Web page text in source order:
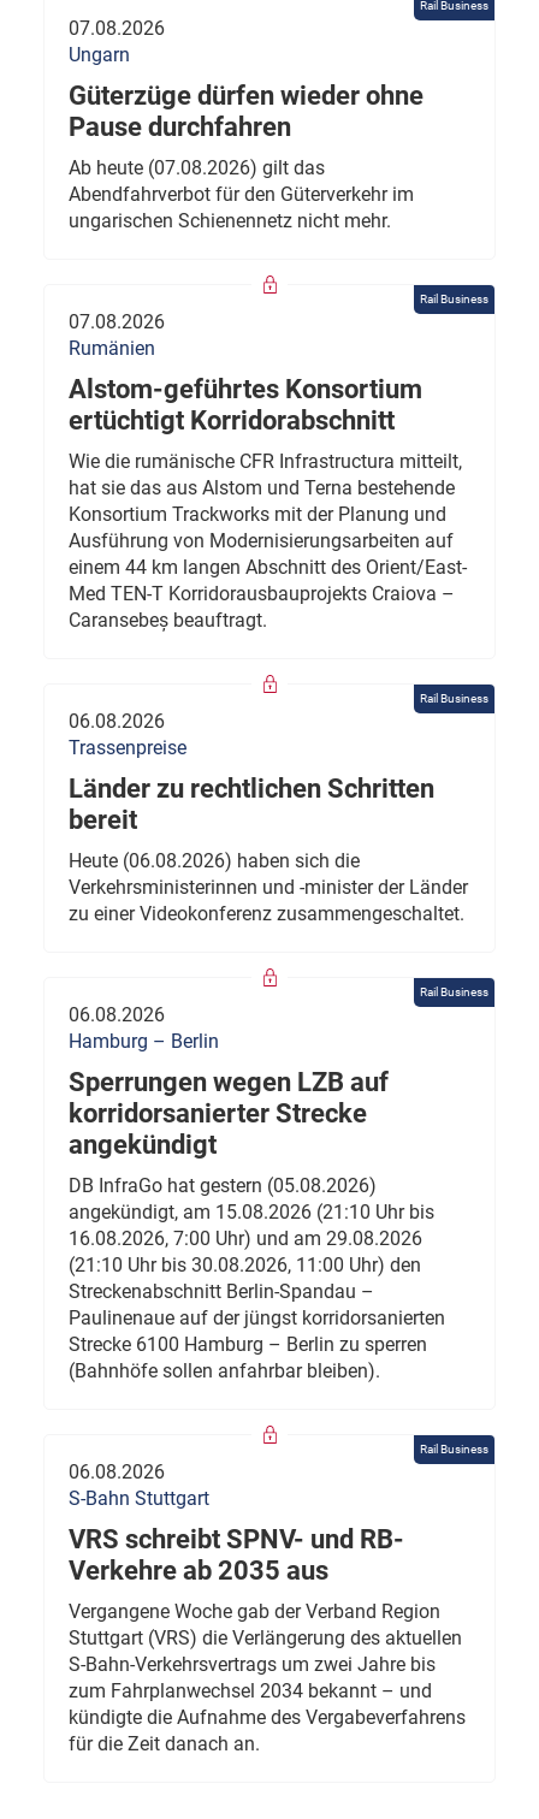
Rail Business
07.08.2026
Ungarn
Güterzüge dürfen wieder ohne
Pause durchfahren
Ab heute (07.08.2026) gilt das
Abendfahrverbot für den Güterverkehr im
ungarischen Schienennetz nicht mehr.
Rail Business
07.08.2026
Rumänien
Alstom-geführtes Konsortium
ertüchtigt Korridorabschnitt
Wie die rumänische CFR Infrastructura mitteilt,
hat sie das aus Alstom und Terna bestehende
Konsortium Trackworks mit der Planung und
Ausführung von Modernisierungsarbeiten auf
einem 44 km langen Abschnitt des Orient/East-
Med TEN-T Korridorausbauprojekts Craiova –
Caransebeș beauftragt.
Rail Business
06.08.2026
Trassenpreise
Länder zu rechtlichen Schritten
bereit
Heute (06.08.2026) haben sich die
Verkehrsministerinnen und -minister der Länder
zu einer Videokonferenz zusammengeschaltet.
Rail Business
06.08.2026
Hamburg – Berlin
Sperrungen wegen LZB auf
korridorsanierter Strecke
angekündigt
DB InfraGo hat gestern (05.08.2026)
angekündigt, am 15.08.2026 (21:10 Uhr bis
16.08.2026, 7:00 Uhr) und am 29.08.2026
(21:10 Uhr bis 30.08.2026, 11:00 Uhr) den
Streckenabschnitt Berlin-Spandau –
Paulinenaue auf der jüngst korridorsanierten
Strecke 6100 Hamburg – Berlin zu sperren
(Bahnhöfe sollen anfahrbar bleiben).
Rail Business
06.08.2026
S-Bahn Stuttgart
VRS schreibt SPNV- und RB-
Verkehre ab 2035 aus
Vergangene Woche gab der Verband Region
Stuttgart (VRS) die Verlängerung des aktuellen
S-Bahn-Verkehrsvertrags um zwei Jahre bis
zum Fahrplanwechsel 2034 bekannt – und
kündigte die Aufnahme des Vergabeverfahrens
für die Zeit danach an.